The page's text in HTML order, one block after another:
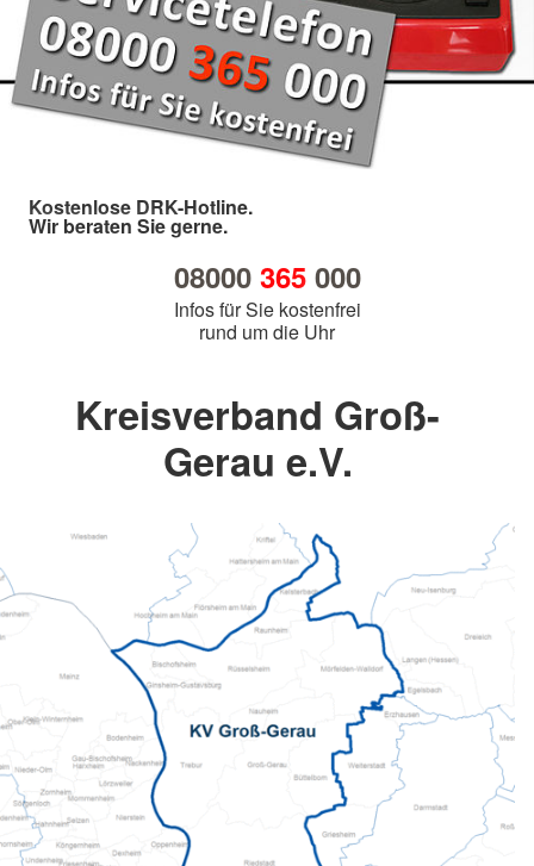
Kostenlose DRK-Hotline.
Wir beraten Sie gerne.
08000 365000
Infos für Sie kostenfrei
rund um die Uhr
Kreisverband Groß-
Gerau e.V.